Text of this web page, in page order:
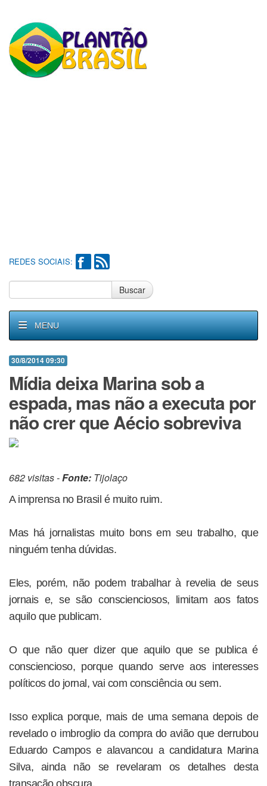
REDES SOCIAIS:
Buscar
MENU
30/8/2014 09:30
Mídia deixa Marina sob a
espada, mas não a executa por
não crer que Aécio sobreviva
682 visitas -Fonte: Tijolaço
A imprensa no Brasil é muito ruim.
Mas há jornalistas muito bons em seu trabalho, que
ninguém tenha dúvidas.
Eles, porém, não podem trabalhar à revelia de seus
jornais e, se são conscienciosos, limitam aos fatos
aquilo que publicam.
O que não quer dizer que aquilo que se publica é
consciencioso, porque quando serve aos interesses
políticos do jornal, vai com consciência ou sem.
Isso explica porque, mais de uma semana depois de
revelado o imbroglio da compra do avião que derrubou
Eduardo Campos e alavancou a candidatura Marina
Silva, ainda não se revelaram os detalhes desta
transação obscura.